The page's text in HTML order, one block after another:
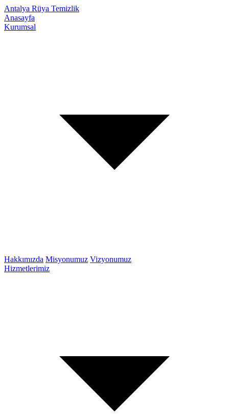
Antalya Rüya Temizlik
Anasayfa
Kurumsal
Hakkımızda Misyonumuz Vizyonumuz
Hizmetlerimiz